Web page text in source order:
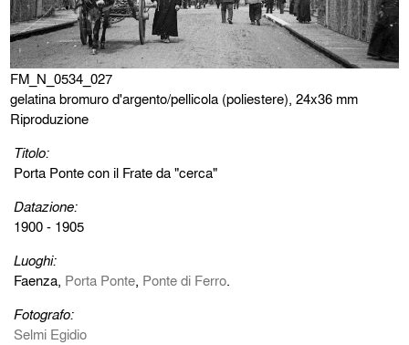
FM_N_0534_027
gelatina bromuro d'argento/pellicola (poliestere), 24x36 mm
Riproduzione
Titolo:
Porta Ponte con il Frate da "cerca"
Datazione:
1900 - 1905
Luoghi:
Faenza, Porta Ponte, Ponte di Ferro.
Fotografo:
Selmi Egidio